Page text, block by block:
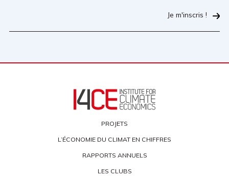
Je m'inscris !
PROJETS
L’ÉCONOMIE DU CLIMAT EN CHIFFRES
RAPPORTS ANNUELS
LES CLUBS